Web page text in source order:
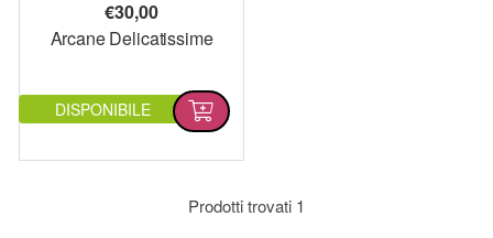
€30,00
Arcane Delicatissime
DISPONIBILE
Prodotti trovati 1